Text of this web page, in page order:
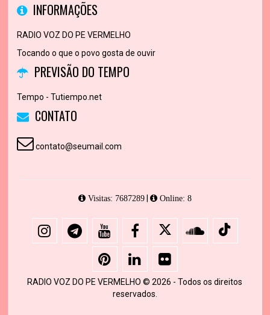
INFORMAÇÕES
RADIO VOZ DO PE VERMELHO
Tocando o que o povo gosta de ouvir
PREVISÃO DO TEMPO
Tempo - Tutiempo.net
CONTATO
contato@seumail.com
Visitas: 7687289| Online: 8
RADIO VOZ DO PE VERMELHO © 2026 - Todos os direitos
reservados.